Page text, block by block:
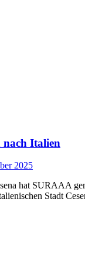
Italien
2025
hat SURAAA
Stadt